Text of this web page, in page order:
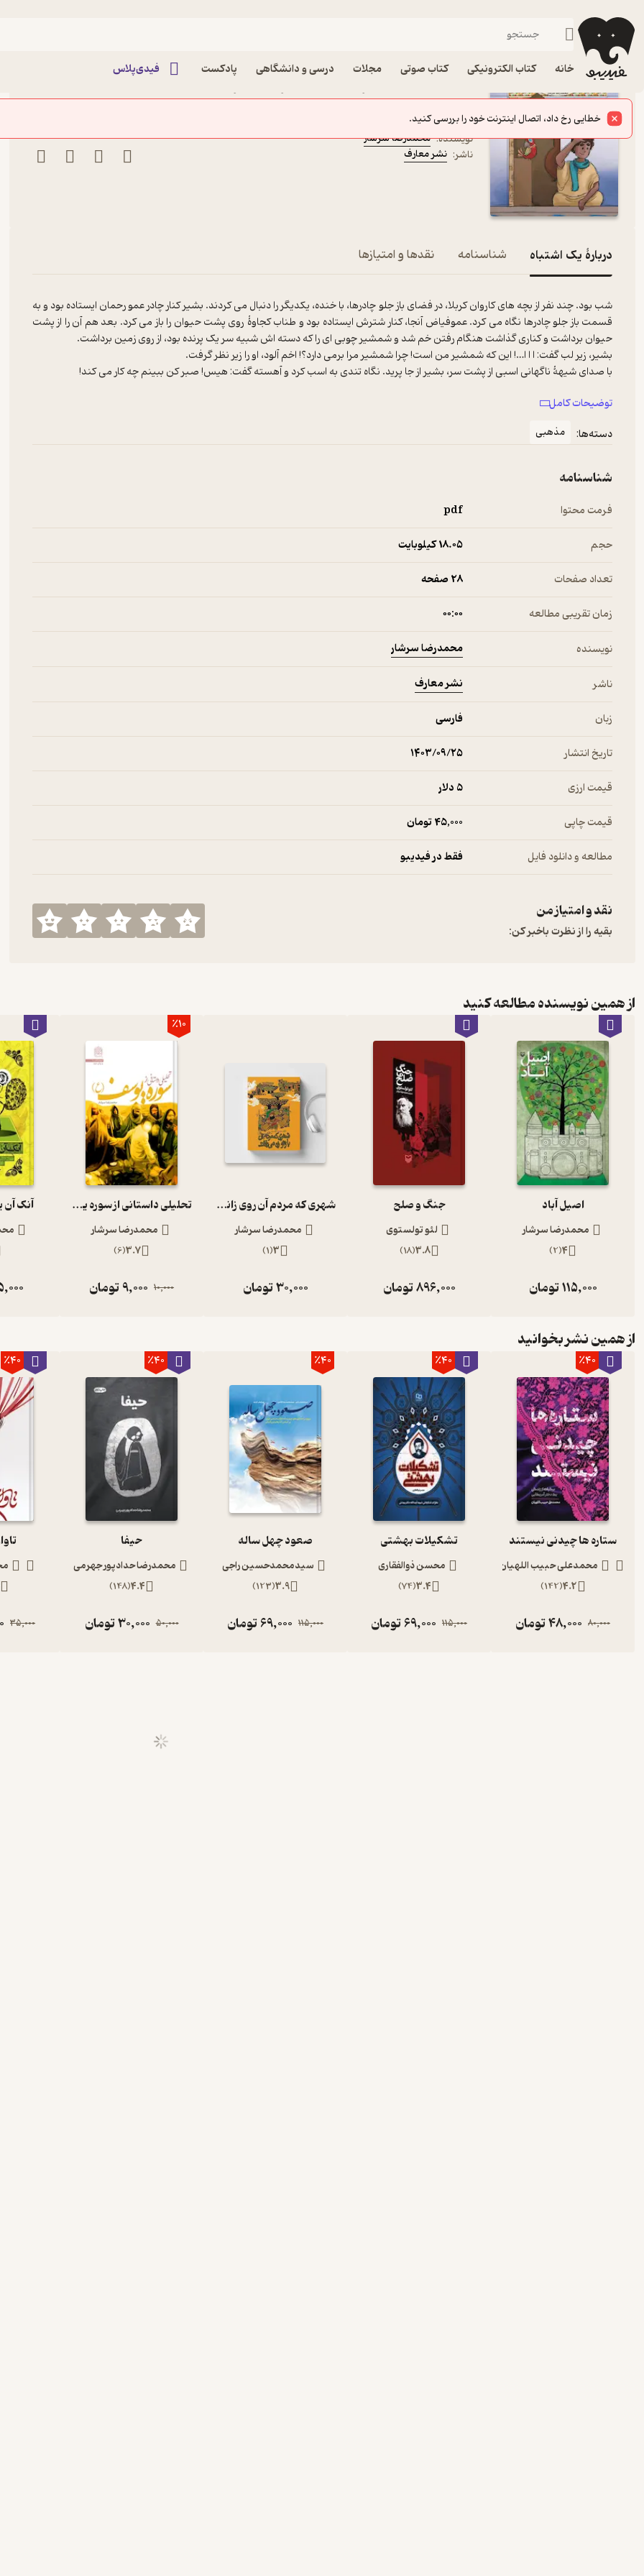
خانه کتاب الکترونیکی کتاب صوتی مجلات درسی و دانشگاهی پادکست فیدی‌پلاس
فیدیبو کتاب الکترونیکی
داستان هایی از کودکی امام حسین(ع)
کتاب متنی
نویسنده: محمدرضا سرشار
ناشر: نشر معارف
دربارۀ یک اشتباه شناسنامه نقدها و امتیازها
شب بود. چند نفر از بچه های کاروان کربلا، در فضای باز جلو چادرها، با خنده، یکدیگر را دنبال می کردند. بشیر کنار چادر عمو رحمان ایستاده بود و به
قسمت باز جلو چادرها نگاه می کرد. عموفیاض آنجا، کنار شترش ایستاده بود و طناب کجاوۀ روی پشت حیوان را باز می کرد. بعد هم آن را از پشت
حیوان برداشت و کناری گذاشت هنگام رفتن خم شد و شمشیر چوبی ای را که دسته اش شبیه سر یک پرنده بود، از روی زمین برداشت.
بشیر، زیر لب گفت: ا ا ا…! این که شمشیر من است! چرا شمشیر مرا برمی دارد؟! اخم آلود، او را زیر نظر گرفت.
با صدای شیهۀ ناگهانی اسبی از پشت سر، بشیر از جا پرید. نگاه تندی به اسب کرد و آهسته گفت: هیس! صبر کن ببینم چه کار می کند!
بشیر با ناراحتی، به طرف بچه ها، که مشغول بازی بودند، رفت.
توضیحات کامل
دسته‌ها:
مذهبی
شناسنامه
فرمت محتوا pdf
حجم 18.۰۵ کیلوبایت
تعداد صفحات 28 صفحه
زمان تقریبی مطالعه ۰۰:۰۰
نویسنده محمدرضا سرشار
ناشر نشر معارف
زبان فارسی
تاریخ انتشار ۱۴۰۳/۰۹/۲۵
قیمت ارزی 5 دلار
قیمت چاپی 45,000 تومان
مطالعه و دانلود فایل فقط در فیدیبو
نقد و امتیاز من
بقیه را از نظرت باخبر کن:
از همین نویسنده مطالعه کنید
اصیل آباد
محمدرضا سرشار
4
(
2
)
115,000تومان
جنگ و صلح
لئو تولستوی
3.8
(
18
)
896,000تومان
شهری که مردم آن روی زانو راه می‌رفتند
محمدرضا سرشار
3
(
1
)
30,000تومان
٪10
تحلیلی داستانی از سوره یوسف (ع)
محمدرضا سرشار
3.7
(
6
)
10,000
9,000تومان
آنک آن
از همین نشر بخوانید
٪40
ستاره ها چیدنی نیستند
محمدعلی حبیب اللهیان
4.2
(
142
)
80,000
48,000تومان
٪40
تشکیلات بهشتی
محسن ذوالفقاری
3.4
(
74
)
115,000
69,000تومان
٪40
صعود چهل ساله
سیدمحمدحسین راجی
3.9
(
123
)
115,000
69,000تومان
٪40
حیفا
محمدرضا حدادپور جهرمی
4.4
(
148
)
50,000
30,000تومان
٪40
35,000